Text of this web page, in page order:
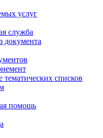
услуг
служба
документа
тематических списков
помощь